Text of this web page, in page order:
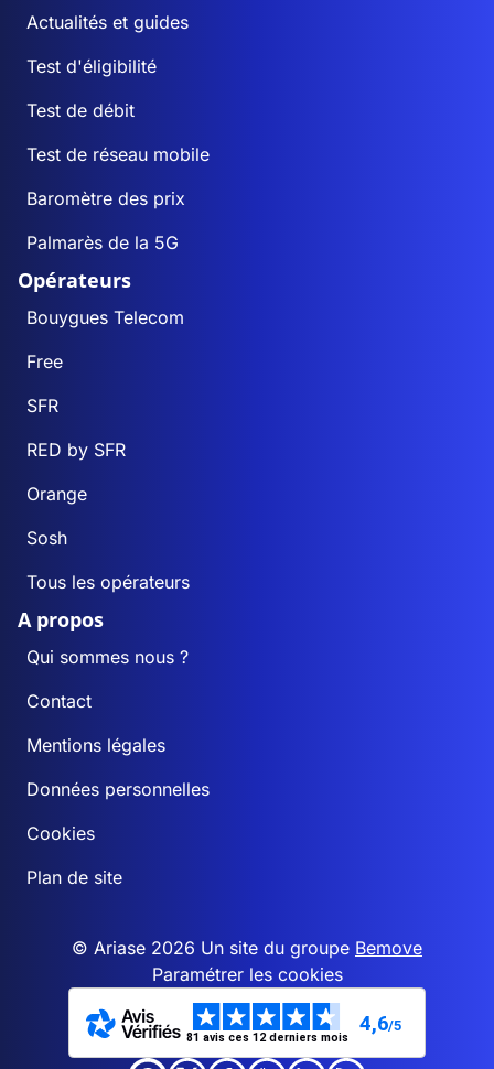
Actualités et guides
Test d'éligibilité
Test de débit
Test de réseau mobile
Baromètre des prix
Palmarès de la 5G
Opérateurs
Bouygues Telecom
Free
SFR
RED by SFR
Orange
Sosh
Tous les opérateurs
A propos
Qui sommes nous ?
Contact
Mentions légales
Données personnelles
Cookies
Plan de site
© Ariase 2026 Un site du groupe Bemove
Paramétrer les cookies
81 avis ces 12 derniers mois
4,6/5